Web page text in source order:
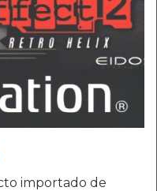
importado de